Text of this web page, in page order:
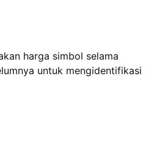
harga simbol selama
untuk mengidentifikasi